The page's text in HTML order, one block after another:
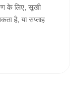
के लिए, सूखी
है, या सप्ताह